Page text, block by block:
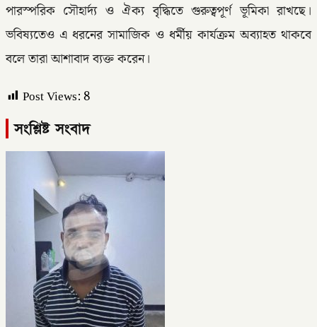
পারস্পরিক সৌহার্দ্য ও ঐক্য বৃদ্ধিতে গুরুত্বপূর্ণ ভূমিকা রাখছে।
ভবিষ্যতেও এ ধরনের সামাজিক ও ধর্মীয় কার্যক্রম অব্যাহত থাকবে
বলে তারা আশাবাদ ব্যক্ত করেন।
Post Views:8
সংশ্লিষ্ট সংবাদ